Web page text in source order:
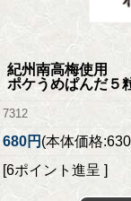
紀州南高梅使用
ポケうめぱんだ５
7312
680円 (本体価格
[6ポイント進呈 ]